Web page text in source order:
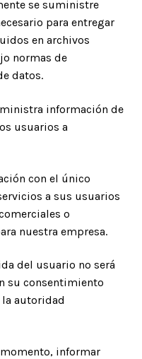
se suministre
para entregar
en archivos
normas de
datos.
información de
usuarios a
con el único
a sus usuarios
o
nuestra empresa.
del usuario no será
su consentimiento
autoridad
informar